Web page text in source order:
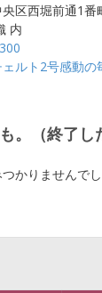
区西堀前通1番
内
ェルト2号感動の
。（終了し
かりませんで